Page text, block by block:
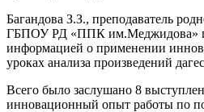
Багандова З.З., преподаватель
ГБПОУ РД «ППК им.Меджидова»
информацией о применении
уроках анализа произведений
Всего было заслушано 8
инновационный опыт работы по